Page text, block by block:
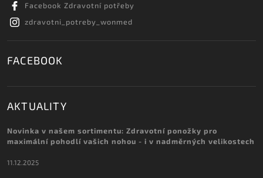
Facebook Zdravotní potřeby
zdravotni_potreby_wonmed
FACEBOOK
AKTUALITY
Novinka v našem sortimentu: Zdravotní ponožky pro
maximální pohodlí vašich nohou - i v nadměrných velikostech
11.12.2025